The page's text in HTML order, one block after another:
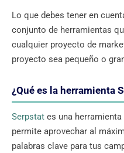
Lo que debes tener en
conjunto de herramientas
cualquier proyecto de
proyecto sea pequeño o
¿Qué es la herramienta
Serpstat es una
permite aprovechar al
palabras clave para tus